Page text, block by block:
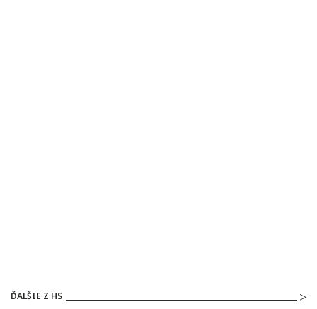
ĎALŠIE Z HS